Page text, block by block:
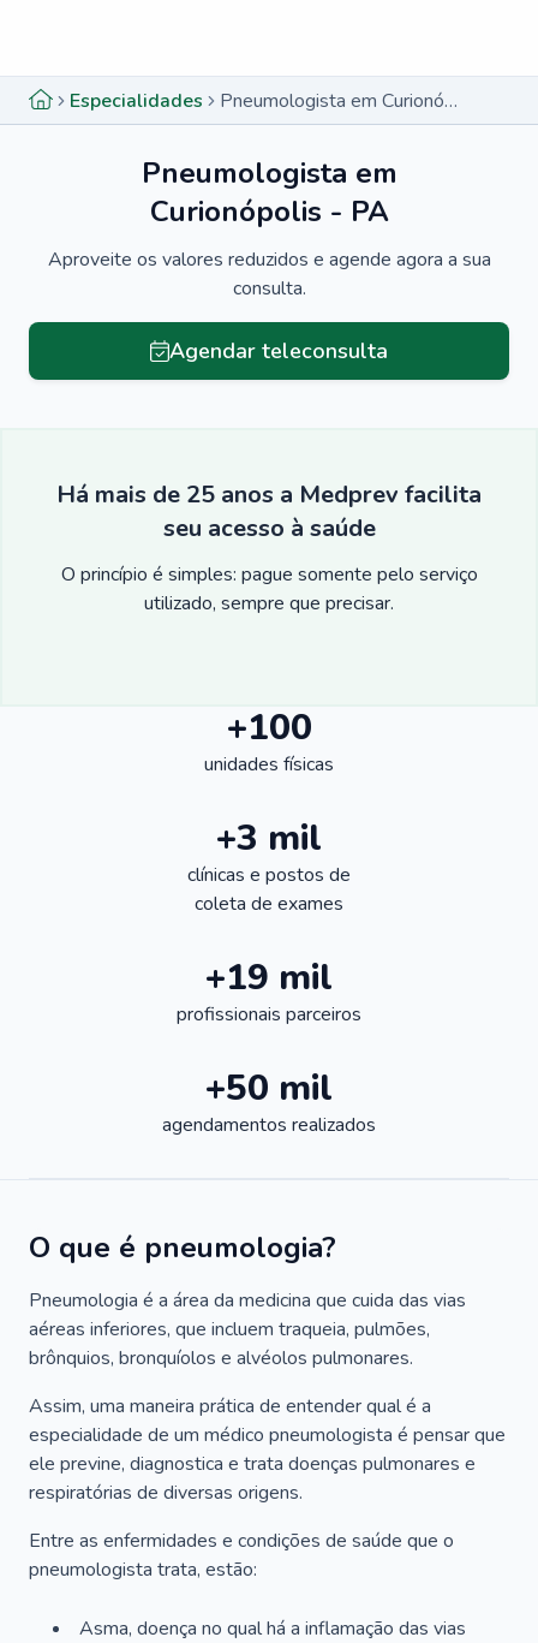
Especialidades Pneumologista em Curionópolis - PA
Pneumologista em
Curionópolis - PA
Aproveite os valores reduzidos e agende agora a sua
consulta.
Agendar teleconsulta
Há mais de 25 anos a Medprev facilita
seu acesso à saúde
O princípio é simples: pague somente pelo serviço
utilizado, sempre que precisar.
+100
unidades físicas
+3 mil
clínicas e postos de
coleta de exames
+19 mil
profissionais parceiros
+50 mil
agendamentos realizados
O que é pneumologia?
Pneumologia é a área da medicina que cuida das vias
aéreas inferiores, que incluem traqueia, pulmões,
brônquios, bronquíolos e alvéolos pulmonares.
Assim, uma maneira prática de entender qual é a
especialidade de um médico pneumologista é pensar que
ele previne, diagnostica e trata doenças pulmonares e
respiratórias de diversas origens.
Entre as enfermidades e condições de saúde que o
pneumologista trata, estão:
Asma, doença no qual há a inflamação das vias